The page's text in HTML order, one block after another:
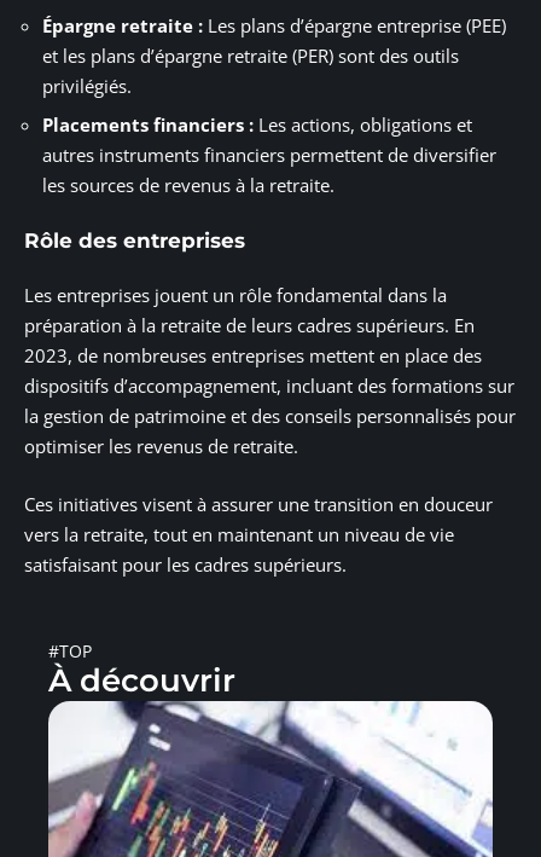
Épargne retraite : Les plans d’épargne entreprise (PEE)
et les plans d’épargne retraite (PER) sont des outils
privilégiés.
Placements financiers : Les actions, obligations et
autres instruments financiers permettent de diversifier
les sources de revenus à la retraite.
Rôle des entreprises
Les entreprises jouent un rôle fondamental dans la
préparation à la retraite de leurs cadres supérieurs. En
2023, de nombreuses entreprises mettent en place des
dispositifs d’accompagnement, incluant des formations sur
la gestion de patrimoine et des conseils personnalisés pour
optimiser les revenus de retraite.
Ces initiatives visent à assurer une transition en douceur
vers la retraite, tout en maintenant un niveau de vie
satisfaisant pour les cadres supérieurs.
#TOP
À découvrir